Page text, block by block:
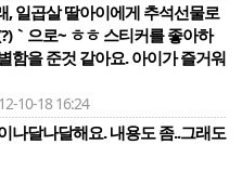
일곱살 딸아이에게 추석선물로
｀으로~ ㅎㅎ 스티커를 좋아하
함을 준것 같아요. 아이가 즐거워
10-18 16:24
나달나달해요. 내용도 좀..그래도